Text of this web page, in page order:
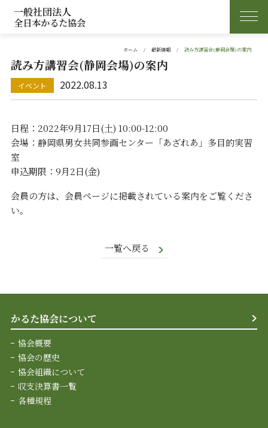
一般社団法人
全日本かるた協会
ホーム 最新情報 読み方講習会(静岡会場)の案内
読み方講習会(静岡会場)の案内
2022.08.13
日程：2022年9月17日(土) 10:00-12:00
会場：静岡県男女共同参画センター「あざれあ」多目的実習
室
申込期限：9月2日(金)
会員の方は、会員ページに掲載されている案内をご覧くださ
い。
一覧へ戻る
かるた協会について
協会概要
協会の歴史
協会組織について
収支決算書一覧
各種規程